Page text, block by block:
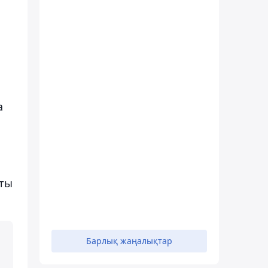
Барлық жаңалықтар